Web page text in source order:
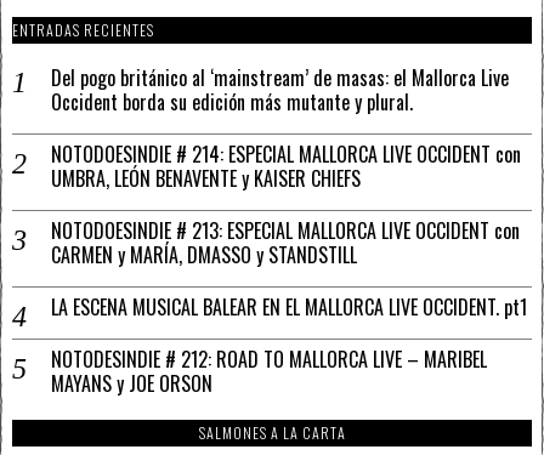
ENTRADAS RECIENTES
Del pogo británico al ‘mainstream’ de masas: el Mallorca Live
Occident borda su edición más mutante y plural.
NOTODOESINDIE # 214: ESPECIAL MALLORCA LIVE OCCIDENT con
UMBRA, LEÓN BENAVENTE y KAISER CHIEFS
NOTODOESINDIE # 213: ESPECIAL MALLORCA LIVE OCCIDENT con
CARMEN y MARÍA, DMASSO y STANDSTILL
LA ESCENA MUSICAL BALEAR EN EL MALLORCA LIVE OCCIDENT. pt1
NOTODESINDIE # 212: ROAD TO MALLORCA LIVE – MARIBEL
MAYANS y JOE ORSON
SALMONES A LA CARTA